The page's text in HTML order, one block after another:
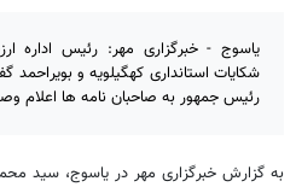
یاسوج - خبرگزاری مهر: رئیس اداره
رئیس جمهور به صاحبان نامه ها اعلام
به گزارش خبرگزاری مهر در یاسوج، سید